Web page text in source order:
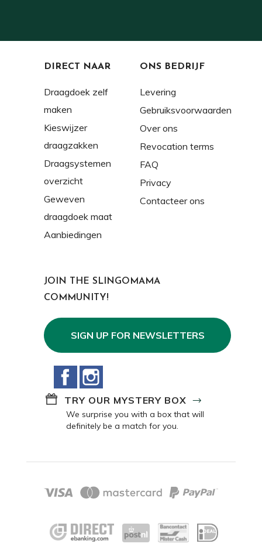
DIRECT NAAR
Draagdoek zelf
maken
Kieswijzer
draagzakken
Draagsystemen
overzicht
Geweven
draagdoek maat
Aanbiedingen
ONS BEDRIJF
Levering
Gebruiksvoorwaarden
Over ons
Revocation terms
FAQ
Privacy
Contacteer ons
JOIN THE SLINGOMAMA
COMMUNITY!
SIGN UP FOR NEWSLETTERS
Facebook
TRY OUR MYSTERY BOX
We surprise you with a box that will
definitely be a match for you.